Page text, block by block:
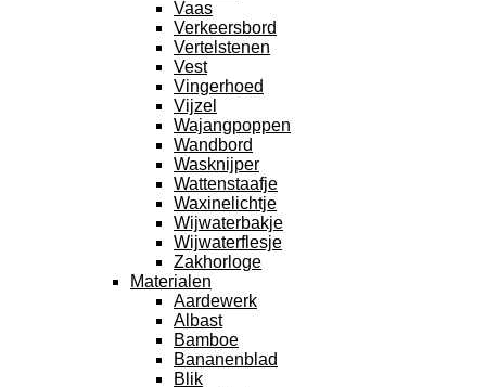
Vaas
Verkeersbord
Vertelstenen
Vest
Vingerhoed
Vijzel
Wajangpoppen
Wandbord
Wasknijper
Wattenstaafje
Waxinelichtje
Wijwaterbakje
Wijwaterflesje
Zakhorloge
Materialen
Aardewerk
Albast
Bamboe
Bananenblad
Blik